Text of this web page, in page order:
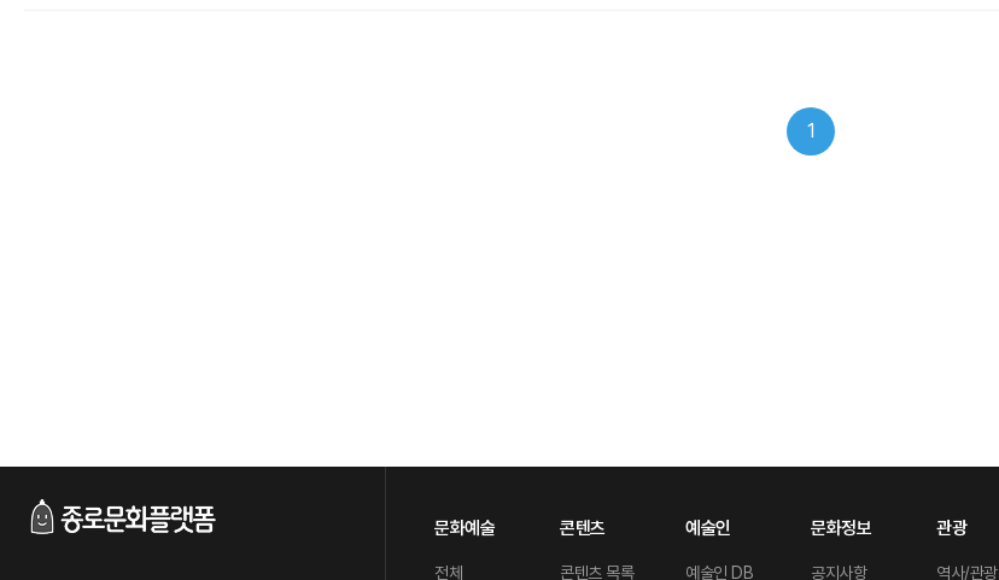
1
문화예술
전체
콘텐츠
콘텐츠 목록
예술인
예술인 DB
문화정보
공지사항
관광
역사/관광